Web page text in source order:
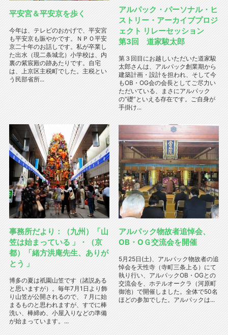
平安宮＆平安京を歩く
今年は、テレビのおかげで、平安宮
も平安京も賑やかです。ＮＰＯ平安
京二十年のお話しです。私が卒業し
た出水（現二条城北）小学校は、内
裏の紫宸殿の跡あたりです。自宅
は、上京区主税町でした。主税とい
う民部省所...
アルパック・パーソナル・ヒ
ストリー・アーカイブプロジ
ェクト リレーセッション
第3回 道家駿太郎
第３回目にお越しいただいた道家駿
太郎さんは、アルパック創業期から
建築計画・設計を担われ、そして今
もOB・OG会の会長としてご尽力い
ただいている、まさにアルパック
の“礎”といえる存在です。ご自身が
手掛け...
事務所だより：（九州）「山
笠は始まっている 」・（京
都）「緒方洪庵先生、ありが
とう 」
博多の夏は祇園山笠です（諸説ある
と思いますが）。毎年7月1日より飾
り山笠が公開されるので、７月に始
まるものと思われますが、すでに棒
洗い、棒締め、小屋入りなどの準備
が始まっています。...
アルパック物故者追悼会、
ОB・ОＧ交流会を開催
5月25日(土)、アルパック物故者の追
悼会を天性寺（寺町三条上る）にて
執り行い、アルパックOB・OGとの
交流会を、ホテルオークラ（河原町
御池）で開催しました。全体で50名
ほどの参加でした。アルパックは...